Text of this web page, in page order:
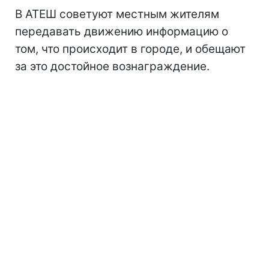
В АТЕШ советуют местным жителям
передавать движению информацию о
том, что происходит в городе, и обещают
за это достойное вознаграждение.